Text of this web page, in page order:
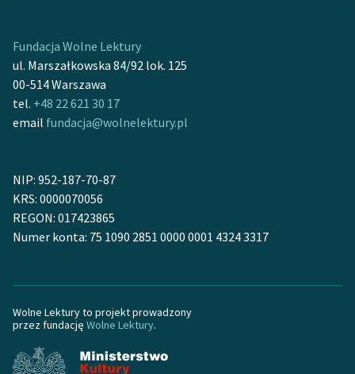
Fundacja Wolne Lektury
ul. Marszałkowska 84/92 lok. 125
00-514 Warszawa
tel. +48 22 621 30 17
email fundacja@wolnelektury.pl
NIP: 952-187-70-87
KRS: 0000070056
REGON: 017423865
Numer konta: 75 1090 2851 0000 0001 4324 3317
Wolne Lektury to projekt prowadzony
przez fundację Wolne Lektury.